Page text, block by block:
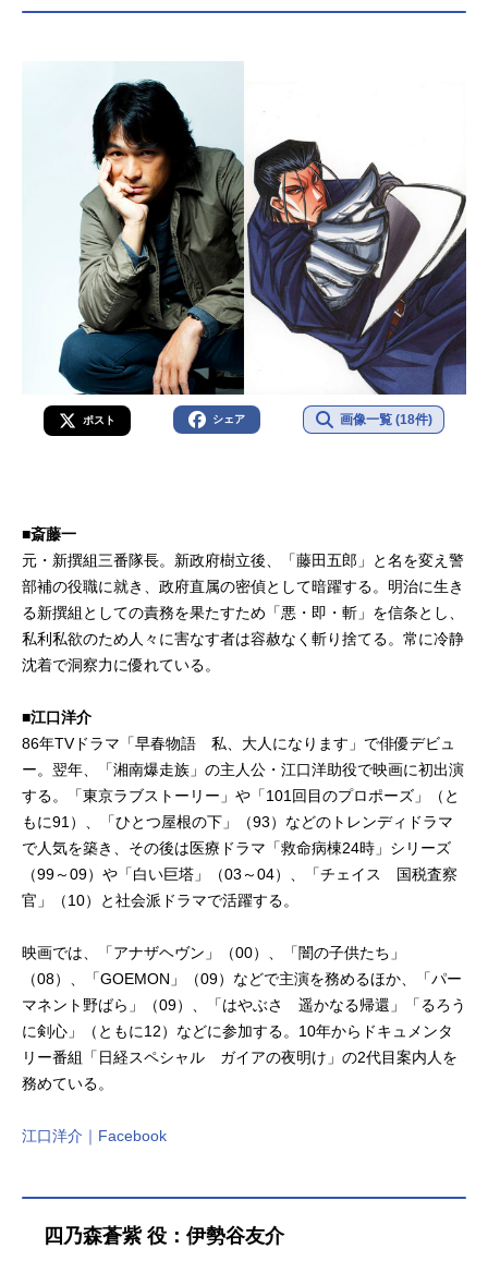
ポスト シェア 画像一覧 (18件)
■斎藤一
元・新撰組三番隊長。新政府樹立後、「藤田五郎」と名を変え警
部補の役職に就き、政府直属の密偵として暗躍する。明治に生き
る新撰組としての責務を果たすため「悪・即・斬」を信条とし、
私利私欲のため人々に害なす者は容赦なく斬り捨てる。常に冷静
沈着で洞察力に優れている。
■江口洋介
86年TVドラマ「早春物語 私、大人になります」で俳優デビュ
ー。翌年、「湘南爆走族」の主人公・江口洋助役で映画に初出演
する。「東京ラブストーリー」や「101回目のプロポーズ」（と
もに91）、「ひとつ屋根の下」（93）などのトレンディドラマ
で人気を築き、その後は医療ドラマ「救命病棟24時」シリーズ
（99～09）や「白い巨塔」（03～04）、「チェイス 国税査察
官」（10）と社会派ドラマで活躍する。
映画では、「アナザヘヴン」（00）、「闇の子供たち」
（08）、「GOEMON」（09）などで主演を務めるほか、「パー
マネント野ばら」（09）、「はやぶさ 遥かなる帰還」「るろう
に剣心」（ともに12）などに参加する。10年からドキュメンタ
リー番組「日経スペシャル ガイアの夜明け」の2代目案内人を
務めている。
江口洋介｜Facebook
四乃森蒼紫 役：伊勢谷友介